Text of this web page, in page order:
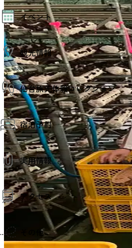
モデルコース
AIおまかせコース
オリジナルプラン
みんなの旅行記
イベント
イベント情報
その他イベント情報（音楽・
スポーツ情報
コンベンション情報
観光情報
観光スポット
温泉
美味いもの
季節のイベント
プロスポーツチーム・プロオー
仙台の銘品
仙台夜時間
宿泊施設
仙台観光マップ
仙台旅先体験コレクション
仙台旅先体験コレクション
体験プログラム検索（予約）
体験事業者からのお知らせ
体験トピックス
体験事業者
宿泊予約
宿泊予約
実用情報
観光案内
お役立ち情報
観光アプリ
仙台観光マップ
アクセス
仙台までの経路検索
市内の交通情報
お得なチケット
その他